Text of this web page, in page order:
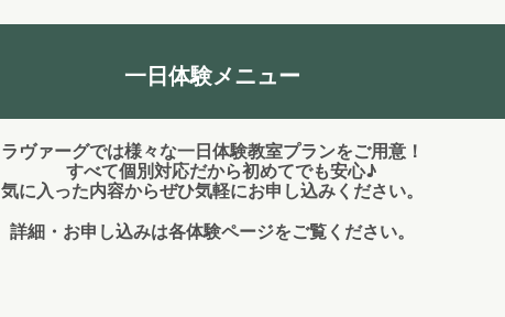
一日体験メニュー
ラヴァーグでは様々な一日体験教室プランをご用意！
すべて個別対応だから初めてでも安心♪
気に入った内容からぜひ気軽にお申し込みください。
詳細・お申し込みは各体験ページをご覧ください。